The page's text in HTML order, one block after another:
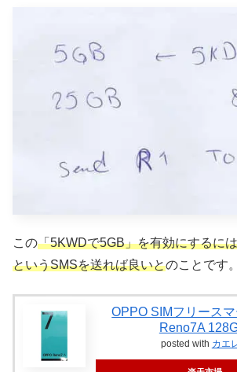
この「5KWDで5GB」を有効にするに
というSMSを送れば良いとのことです。
OPPO SIMフリース
Reno7A
posted with カエ